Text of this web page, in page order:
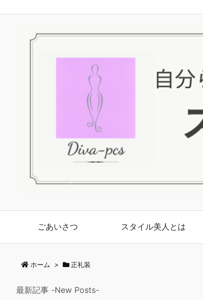
ごあいさつ スタイル美人とは
ホーム > 正礼装
最新記事 -New Posts-